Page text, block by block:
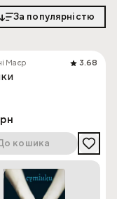
За популярністю
Маєр 3.68
кошика